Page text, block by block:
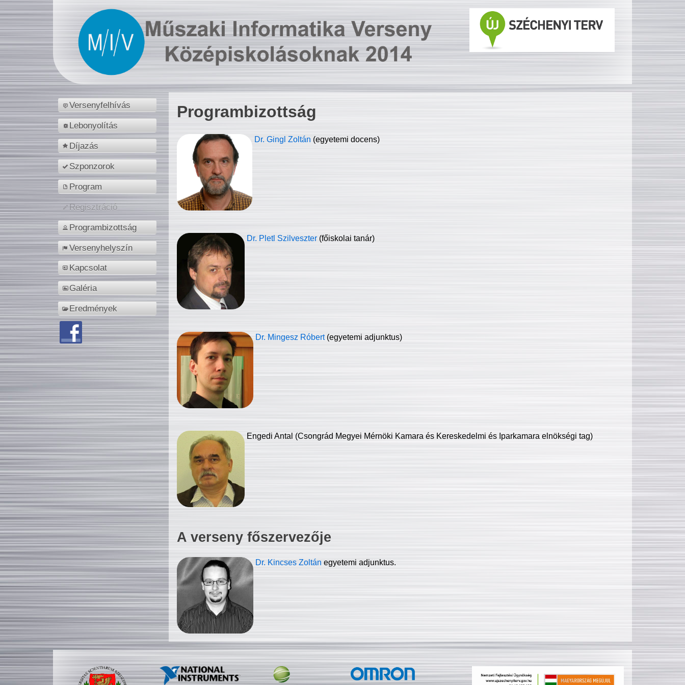
Versenyfelhívás
Lebonyolítás
Díjazás
Szponzorok
Program
Regisztráció
Programbizottság
Versenyhelyszín
Kapcsolat
Galéria
Eredmények
Programbizottság
Dr. Gingl Zoltán (egyetemi docens)
Dr. Pletl Szilveszter (főiskolai tanár)
Dr. Mingesz Róbert (egyetemi adjunktus)
Engedi Antal (Csongrád Megyei Mérnöki Kamara és Kereskedelmi és Iparkamara elnökségi tag)
A verseny főszervezője
Dr. Kincses Zoltán egyetemi adjunktus.